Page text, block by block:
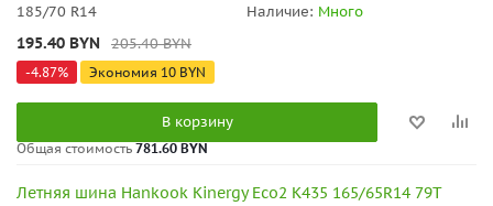
185/70 R14 Наличие: Много
195.40 BYN 205.40BYN
-4.87% Экономия 10 BYN
В корзину
Общая стоимость 781.60 BYN
Летняя шина Hankook Kinergy Eco2 K435 165/65R14 79T